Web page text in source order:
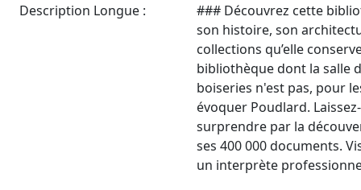
Description Longue :
### Découvrez cette
son histoire, son
collections qu’elle
bibliothèque dont la salle
boiseries n'est pas, pour
évoquer Poudlard.
surprendre par la
ses 400 000 documents.
un interprète